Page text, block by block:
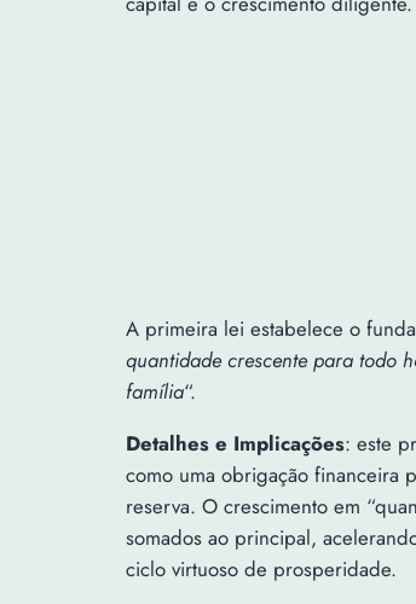
A primeira lei estabelece o
quantidade crescente para todo
família“.
Detalhes e Implicações: este
como uma obrigação financeira
reserva. O crescimento em
somados ao principal,
ciclo virtuoso de prosperidade.